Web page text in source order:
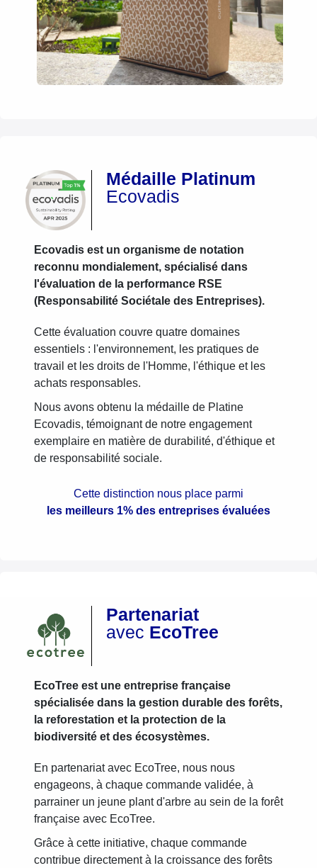
Médaille Platinum
Ecovadis
Ecovadis est un organisme de notation
reconnu mondialement, spécialisé dans
l'évaluation de la performance RSE
(Responsabilité Sociétale des Entreprises).
Cette évaluation couvre quatre domaines
essentiels : l'environnement, les pratiques de
travail et les droits de l'Homme, l'éthique et les
achats responsables.
Nous avons obtenu la médaille de Platine
Ecovadis, témoignant de notre engagement
exemplaire en matière de durabilité, d'éthique et
de responsabilité sociale.
Cette distinction nous place parmi
les meilleurs 1% des entreprises évaluées
Partenariat
avec EcoTree
EcoTree est une entreprise française
spécialisée dans la gestion durable des forêts,
la reforestation et la protection de la
biodiversité et des écosystèmes.
En partenariat avec EcoTree, nous nous
engageons, à chaque commande validée, à
parrainer un jeune plant d'arbre au sein de la forêt
française avec EcoTree.
Grâce à cette initiative, chaque commande
contribue directement à la croissance des forêts